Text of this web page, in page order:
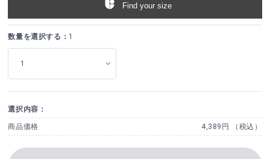
Find your size
数量を選択する： 1
選択内容：
商品価格 4,389円 （税込）